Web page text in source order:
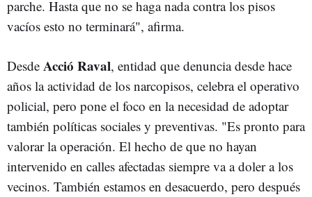
parche. Hasta que no se haga nada contra los pisos
vacíos esto no terminará", afirma.
Desde Acció Raval, entidad que denuncia desde hace
años la actividad de los narcopisos, celebra el operativo
policial, pero pone el foco en la necesidad de adoptar
también políticas sociales y preventivas. "Es pronto para
valorar la operación. El hecho de que no hayan
intervenido en calles afectadas siempre va a doler a los
vecinos. También estamos en desacuerdo, pero después